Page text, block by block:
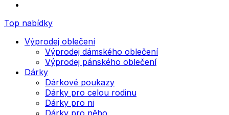
Top nabídky
Výprodej oblečení
Výprodej dámského oblečení
Výprodej pánského oblečení
Dárky
Dárkové poukazy
Dárky pro celou rodinu
Dárky pro ni
Dárky pro něho